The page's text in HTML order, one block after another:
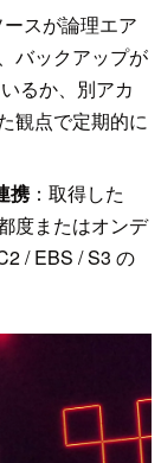
スが論理エア
バックアップが
るか、別アカ
観点で定期的に
携：取得した
度またはオンデ
/ EBS / S3 の